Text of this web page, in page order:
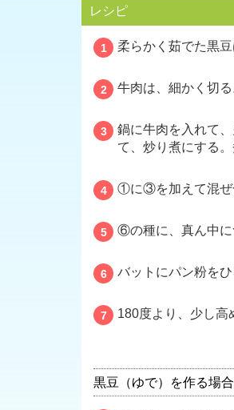
レシピ
1 柔らかく茹でた黒
2 牛肉は、細かく切
3
鍋に牛肉を入れて
て、炒り煮にする
4 ①に③を加えて混ぜ
5 ⑥の種に、真ん中に
6 バットにパン粉を
7 180度より、少し高
黒豆（ゆで）を作る場合